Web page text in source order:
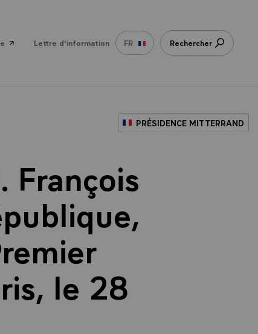
Lettre d'information FR Rechercher
PRÉSIDENCE MITTERRAND
François
le 28